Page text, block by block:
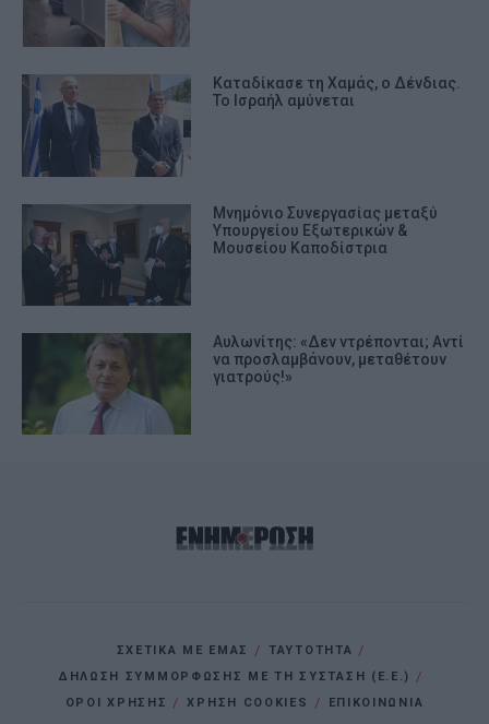
Καταδίκασε τη Χαμάς, ο Δένδιας.
Το Ισραήλ αμύνεται
Μνημόνιο Συνεργασίας μεταξύ
Υπουργείου Εξωτερικών &
Μουσείου Καποδίστρια
Αυλωνίτης: «Δεν ντρέπονται; Αντί
να προσλαμβάνουν, μεταθέτουν
γιατρούς!»
ΣΧΕΤΙΚΑ ΜΕ ΕΜΑΣ
ΤΑΥΤΟΤΗΤΑ
ΔΗΛΩΣΗ ΣΥΜΜΟΡΦΩΣΗΣ ΜΕ ΤΗ ΣΥΣΤΑΣΗ (Ε.Ε.)
ΌΡΟΙ ΧΡΗΣΗΣ
ΧΡΗΣΗ COOKIES ΕΠΙΚΟΙΝΩΝΙΑ